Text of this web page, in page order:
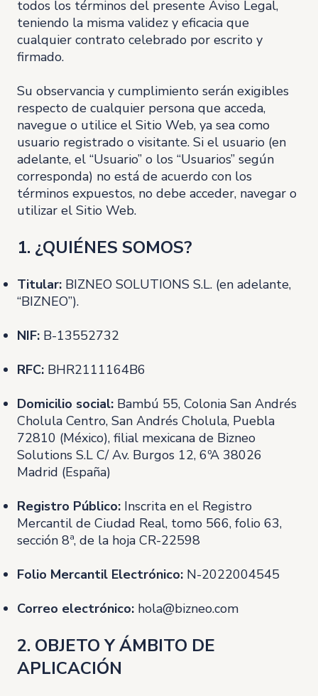
todos los términos del presente Aviso Legal,
teniendo la misma validez y eficacia que
cualquier contrato celebrado por escrito y
firmado.
Su observancia y cumplimiento serán exigibles
respecto de cualquier persona que acceda,
navegue o utilice el Sitio Web, ya sea como
usuario registrado o visitante. Si el usuario (en
adelante, el “Usuario” o los “Usuarios” según
corresponda) no está de acuerdo con los
términos expuestos, no debe acceder, navegar o
utilizar el Sitio Web.
1. ¿QUIÉNES SOMOS?
Titular: BIZNEO SOLUTIONS S.L. (en adelante,
“BIZNEO”).
NIF: B-13552732
RFC: BHR2111164B6
Domicilio social: Bambú 55, Colonia San Andrés
Cholula Centro, San Andrés Cholula, Puebla
72810 (México), filial mexicana de Bizneo
Solutions S.L C/ Av. Burgos 12, 6ºA 38026
Madrid (España)
Registro Público: Inscrita en el Registro
Mercantil de Ciudad Real, tomo 566, folio 63,
sección 8ª, de la hoja CR-22598
Folio Mercantil Electrónico: N-2022004545
Correo electrónico: hola@bizneo.com
2. OBJETO Y ÁMBITO DE
APLICACIÓN